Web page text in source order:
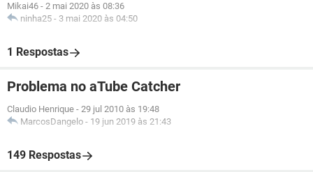
Mikai46 - 2 mai 2020 às 08:36
ninha25 - 3 mai 2020 às 04:50
1 Respostas
Problema no aTube Catcher
Claudio Henrique - 29 jul 2010 às 19:48
MarcosDangelo - 19 jun 2019 às 21:43
149 Respostas